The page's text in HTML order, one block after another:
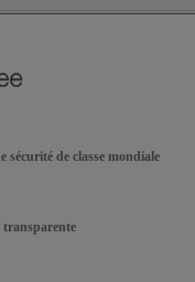
sécurité de classe mondiale